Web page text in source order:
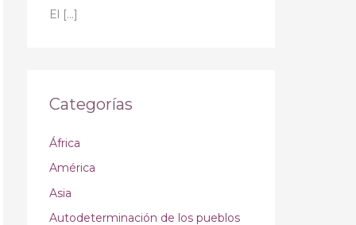
El […]
Categorías
África
América
Asia
Autodeterminación de los pueblos